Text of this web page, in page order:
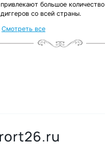
привлекают большое количество
диггеров со всей страны.
Смотреть все